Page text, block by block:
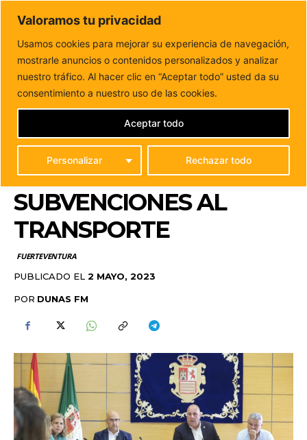
Valoramos tu privacidad
Usamos cookies para mejorar su experiencia de navegación,
mostrarle anuncios o contenidos personalizados y analizar
nuestro tráfico. Al hacer clic en “Aceptar todo” usted da su
consentimiento a nuestro uso de las cookies.
Personalizar Rechazar todo
Aceptar todo
DUNAS FM
Tu informacion de forma cercana
Inicio FUERTEVENTURA
El Cabildo de Fuerteventura
aprueba el Plan Estratégico de Subvenciones al Transporte
EL CABILDO DE
FUERTEVENTURA
APRUEBA EL PLAN
ESTRATÉGICO DE
SUBVENCIONES AL
TRANSPORTE
FUERTEVENTURA
PUBLICADO EL 2 MAYO, 2023
POR DUNAS FM